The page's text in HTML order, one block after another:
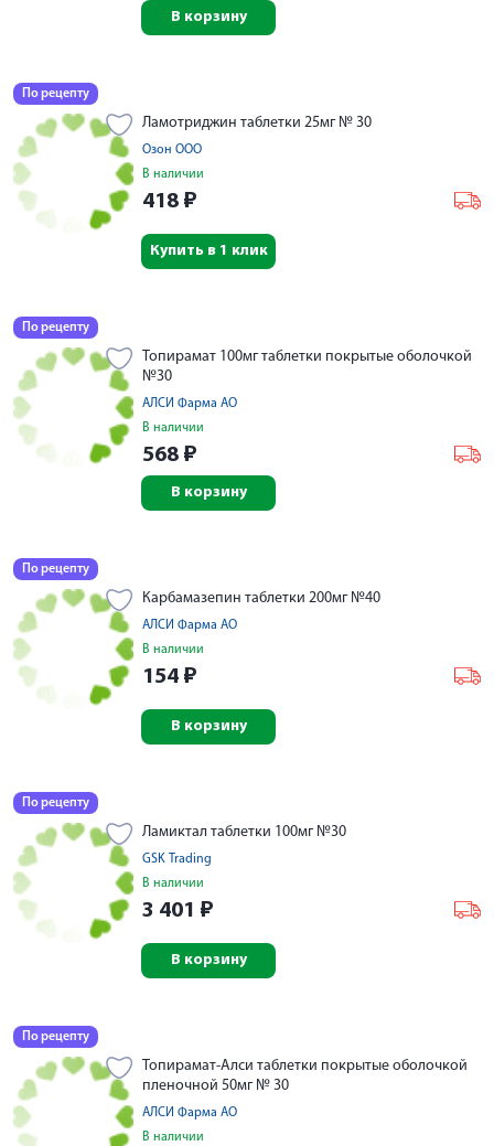
В корзину
По рецепту
Ламотриджин таблетки 25мг № 30
Озон ООО
В наличии
418 ₽
Купить в 1 клик
По рецепту
Топирамат 100мг таблетки покрытые оболочкой
№30
АЛСИ Фарма АО
В наличии
568 ₽
В корзину
По рецепту
Карбамазепин таблетки 200мг №40
АЛСИ Фарма АО
В наличии
154 ₽
В корзину
По рецепту
Ламиктал таблетки 100мг №30
GSK Trading
В наличии
3 401 ₽
В корзину
По рецепту
Топирамат-Алси таблетки покрытые оболочкой
пленочной 50мг № 30
АЛСИ Фарма АО
В наличии